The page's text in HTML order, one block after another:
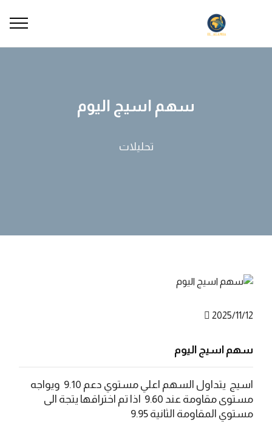
سهم اسيج اليوم
تحليلات
2025/11/12
سهم اسيج اليوم
اسيج يتداول السهم اعلي مستوي دعم 9.10 ويواجه
مستوى مقاومة عند 9.60 اذا تم اختراقها يتجة الى
مستوي المقاومة الثانية 9.95